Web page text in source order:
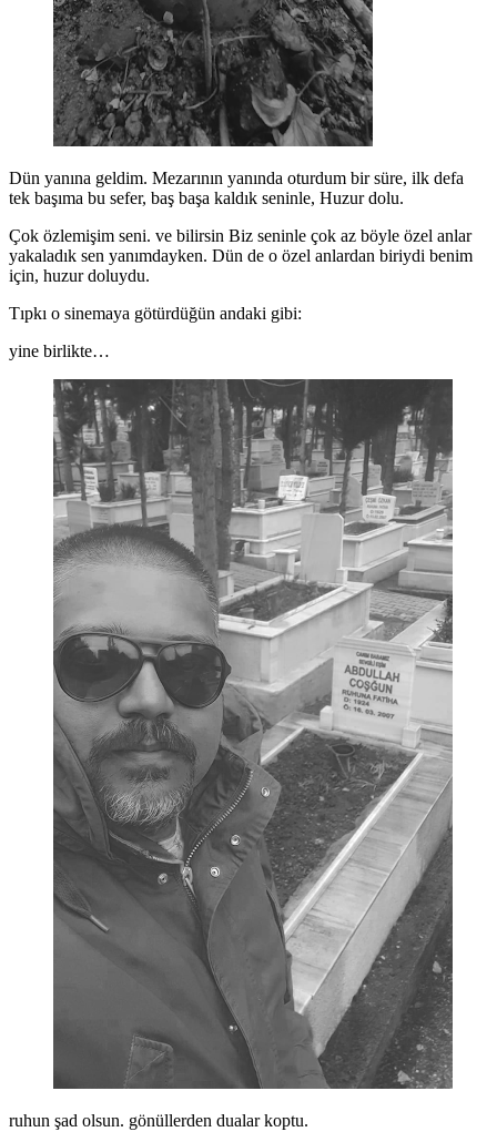
Dün yanına geldim. Mezarının yanında oturdum bir süre, ilk defa
tek başıma bu sefer, baş başa kaldık seninle, Huzur dolu.
Çok özlemişim seni. ve bilirsin Biz seninle çok az böyle özel anlar
yakaladık sen yanımdayken. Dün de o özel anlardan biriydi benim
için, huzur doluydu.
Tıpkı o sinemaya götürdüğün andaki gibi:
yine birlikte…
ruhun şad olsun. gönüllerden dualar koptu.